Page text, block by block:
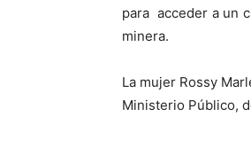
para acceder a un
minera.
La mujer Rossy
Ministerio Público,